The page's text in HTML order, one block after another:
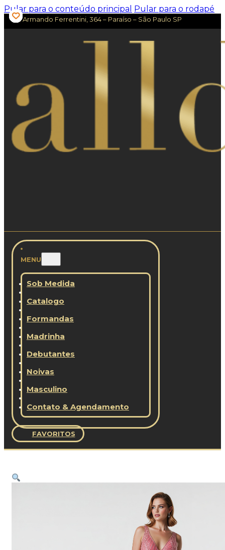
Pular para o conteúdo principal Pular para o rodapé
Av. Armando Ferrentini, 364 – Paraíso – São Paulo SP
MENU
Sob Medida
Catalogo
Formandas
Madrinha
Debutantes
Noivas
Masculino
Contato & Agendamento
FAVORITOS